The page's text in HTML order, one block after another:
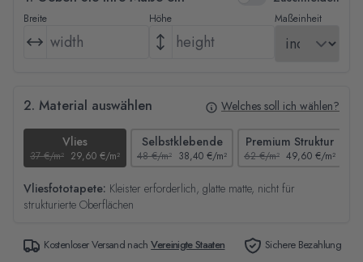
Breite Höhe Maßeinheit
2. Material auswählen Welches soll ich wählen?
Vlies
37 €/m² 29,60 €/m²
Selbstklebende
48 €/m² 38,40 €/m²
Premium Struktur
62 €/m² 49,60 €/m²
Vliesfototapete: Kleister erforderlich, glatte matte, nicht für
strukturierte Oberflächen
Kostenloser Versand nachVereinigte Staaten Sichere Bezahlung